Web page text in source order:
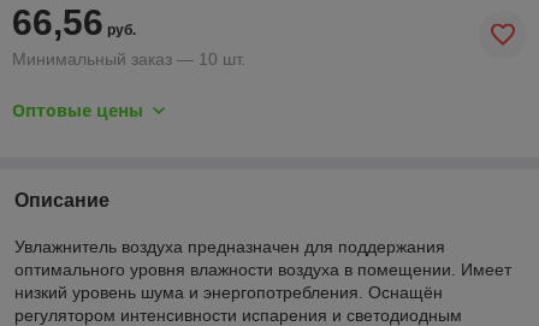
66,56 руб.
Минимальный заказ — 10 шт.
Оптовые цены
Описание
Увлажнитель воздуха предназначен для поддержания
оптимального уровня влажности воздуха в помещении. Имеет
низкий уровень шума и энергопотребления. Оснащён
регулятором интенсивности испарения и светодиодным